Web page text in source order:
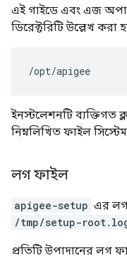
এই গাইডে এবং এজ
ডিরেক্টরিটি উল্লেখ করা
/opt/apigee
ইনস্টলেশনটি ব্যক্তিগত
নিম্নলিখিত ফাইল
লগ ফাইল
apigee-setup এর
/tmp/setup-
প্রতিটি উপাদানের লগ